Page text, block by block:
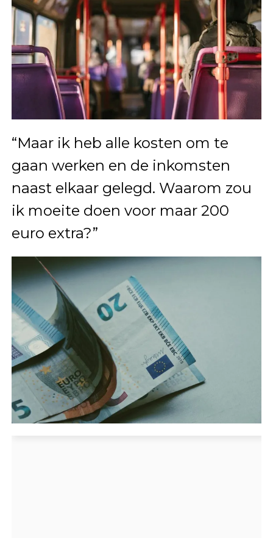
“Maar ik heb alle kosten om te
gaan werken en de inkomsten
naast elkaar gelegd. Waarom zou
ik moeite doen voor maar 200
euro extra?”